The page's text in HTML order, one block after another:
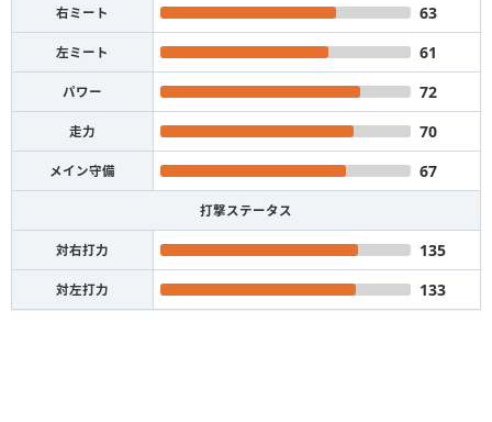
右ミート 63
左ミート 61
パワー 72
走力 70
メイン守備 67
打撃ステータス
対右打力 135
対左打力 133